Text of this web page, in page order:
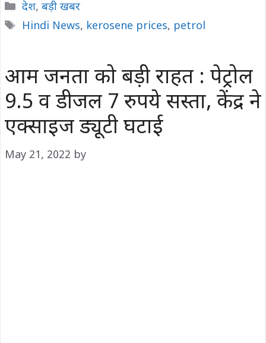
Categories
देश, बड़ी खबर
Tags
Hindi News, kerosene prices, petrol
आम जनता को बड़ी राहत : पेट्रोल
9.5 व डीजल 7 रुपये सस्ता, केंद्र ने
एक्साइज ड्यूटी घटाई
May 21, 2022 by